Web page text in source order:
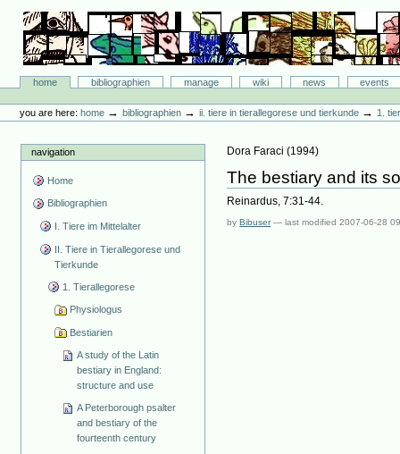
content.
navigation
Bibliographie-Portal
Sectionshome bibliographien manage wiki news
events
tools
you are here: home →bibliographien →ii. tiere in tierallegorese und tierkunde →1.
navigation
Home
Bibliographien
I. Tiere im Mittelalter
II. Tiere in Tierallegorese und
Tierkunde
1. Tierallegorese
Physiologus
Bestiarien
A study of the Latin
bestiary in England:
structure and use
A Peterborough psalter
and bestiary of the
fourteenth century
Dora Faraci (1994)
The bestiary and its
Reinardus, 7:31-44.
byBibuser —last modified2007-06-28